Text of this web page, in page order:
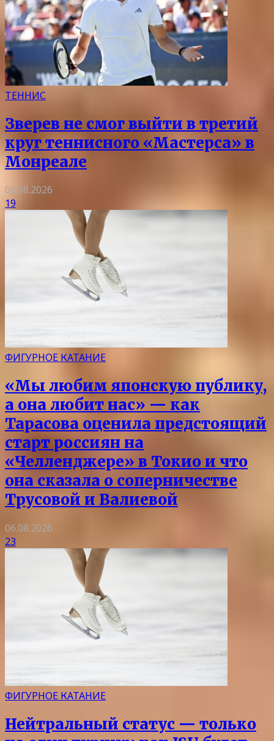
ТЕННИС
Зверев не смог выйти в третий
круг теннисного «Мастерса» в
Монреале
06.08.2026
19
ФИГУРНОЕ КАТАНИЕ
«Мы любим японскую публику,
а она любит нас» — как
Тарасова оценила предстоящий
старт россиян на
«Челленджере» в Токио и что
она сказала о соперничестве
Трусовой и Валиевой
06.08.2026
23
ФИГУРНОЕ КАТАНИЕ
Нейтральный статус — только